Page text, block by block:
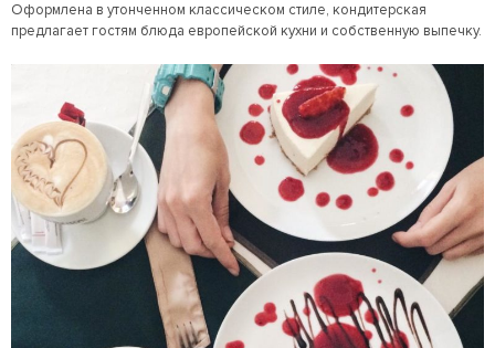
Оформлена в утонченном классическом стиле, кондитерская
предлагает гостям блюда европейской кухни и собственную выпечку.